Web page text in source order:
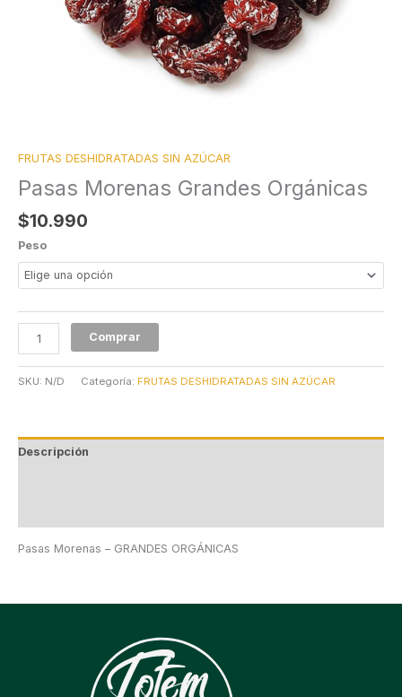
FRUTAS DESHIDRATADAS SIN AZÚCAR
Pasas Morenas Grandes Orgánicas
$10.990
Peso
Comprar
SKU: N/D Categoría: FRUTAS DESHIDRATADAS SIN AZÚCAR
Descripción
Pasas Morenas – GRANDES ORGÁNICAS